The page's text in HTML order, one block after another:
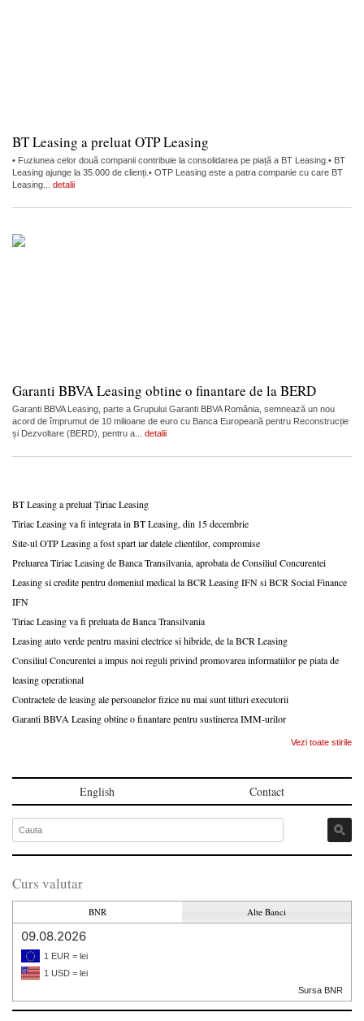
BT Leasing a preluat OTP Leasing
• Fuziunea celor două companii contribuie la consolidarea pe piață a BT Leasing.• BT
Leasing ajunge la 35.000 de clienți.• OTP Leasing este a patra companie cu care BT
Leasing... detalii
Garanti BBVA Leasing obtine o finantare de la BERD
Garanti BBVA Leasing, parte a Grupului Garanti BBVA România, semnează un nou
acord de împrumut de 10 milioane de euro cu Banca Europeană pentru Reconstrucție
și Dezvoltare (BERD), pentru a... detalii
BT Leasing a preluat Țiriac Leasing
Tiriac Leasing va fi integrata in BT Leasing, din 15 decembrie
Site-ul OTP Leasing a fost spart iar datele clientilor, compromise
Preluarea Tiriac Leasing de Banca Transilvania, aprobata de Consiliul Concurentei
Leasing si credite pentru domeniul medical la BCR Leasing IFN si BCR Social Finance
IFN
Tiriac Leasing va fi preluata de Banca Transilvania
Leasing auto verde pentru masini electrice si hibride, de la BCR Leasing
Consiliul Concurentei a impus noi reguli privind promovarea informatiilor pe piata de
leasing operational
Contractele de leasing ale persoanelor fizice nu mai sunt titluri executorii
Garanti BBVA Leasing obtine o finantare pentru sustinerea IMM-urilor
Vezi toate stirile
English Contact
Curs valutar
BNR Alte Banci
09.08.2026
1 EUR = lei
1 USD = lei
Sursa BNR